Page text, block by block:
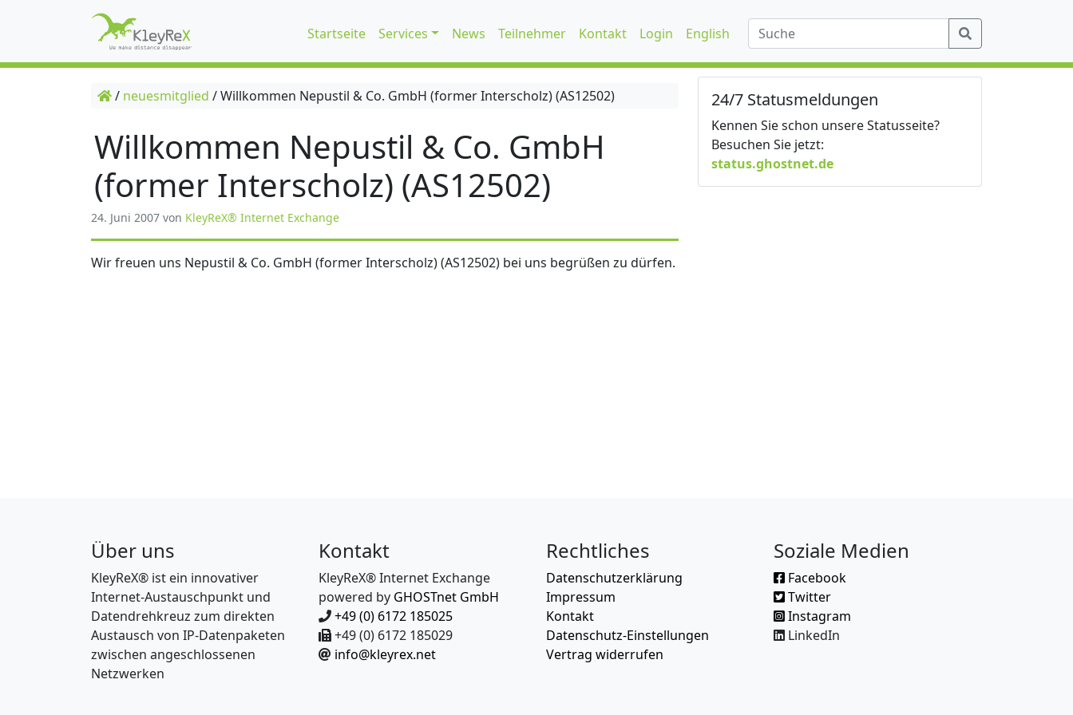
Startseite Services News Teilnehmer Kontakt Login English
/ neuesmitglied /Willkommen Nepustil & Co. GmbH (former Interscholz) (AS12502)
Willkommen Nepustil & Co. GmbH
(former Interscholz) (AS12502)
24. Juni 2007 von KleyReX® Internet Exchange
Wir freuen uns Nepustil & Co. GmbH (former Interscholz) (AS12502) bei uns begrüßen zu dürfen.
24/7 Statusmeldungen
Kennen Sie schon unsere Statusseite?
Besuchen Sie jetzt:
status.ghostnet.de
Über uns
KleyReX® ist ein innovativer
Internet-Austauschpunkt und
Datendrehkreuz zum direkten
Austausch von IP-Datenpaketen
zwischen angeschlossenen
Netzwerken
Kontakt
KleyReX® Internet Exchange
powered by GHOSTnet GmbH
+49 (0) 6172 185025
+49 (0) 6172 185029
info@kleyrex.net
Rechtliches
Datenschutzerklärung
Impressum
Kontakt
Datenschutz-Einstellungen
Vertrag widerrufen
Soziale Medien
Facebook
Twitter
Instagram
LinkedIn